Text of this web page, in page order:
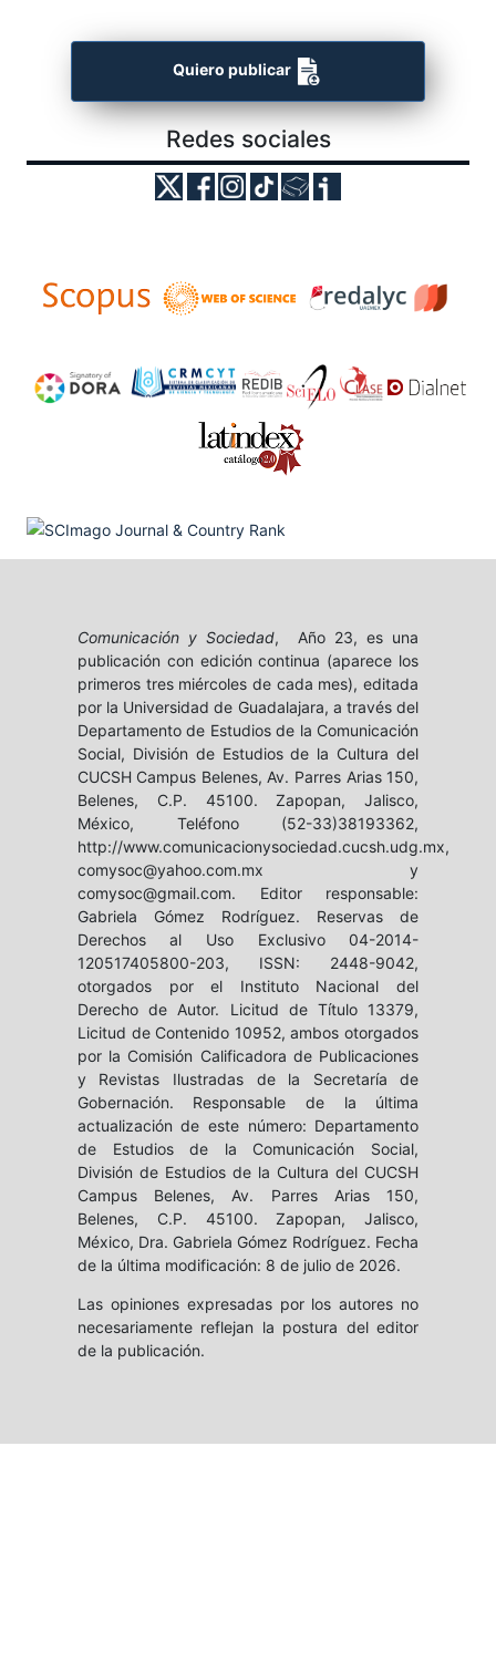
Quiero publicar
Redes sociales
Comunicación y Sociedad, Año 23, es una
publicación con edición continua (aparece los
primeros tres miércoles de cada mes), editada
por la Universidad de Guadalajara, a través del
Departamento de Estudios de la Comunicación
Social, División de Estudios de la Cultura del
CUCSH Campus Belenes, Av. Parres Arias 150,
Belenes, C.P. 45100. Zapopan, Jalisco,
México, Teléfono (52-33)38193362,
http://www.comunicacionysociedad.cucsh.udg.mx,
comysoc@yahoo.com.mx y
comysoc@gmail.com. Editor responsable:
Gabriela Gómez Rodríguez. Reservas de
Derechos al Uso Exclusivo 04-2014-
120517405800-203, ISSN: 2448-9042,
otorgados por el Instituto Nacional del
Derecho de Autor. Licitud de Título 13379,
Licitud de Contenido 10952, ambos otorgados
por la Comisión Calificadora de Publicaciones
y Revistas Ilustradas de la Secretaría de
Gobernación. Responsable de la última
actualización de este número: Departamento
de Estudios de la Comunicación Social,
División de Estudios de la Cultura del CUCSH
Campus Belenes, Av. Parres Arias 150,
Belenes, C.P. 45100. Zapopan, Jalisco,
México, Dra. Gabriela Gómez Rodríguez. Fecha
de la última modificación: 8 de julio de 2026.
Las opiniones expresadas por los autores no
necesariamente reflejan la postura del editor
de la publicación.